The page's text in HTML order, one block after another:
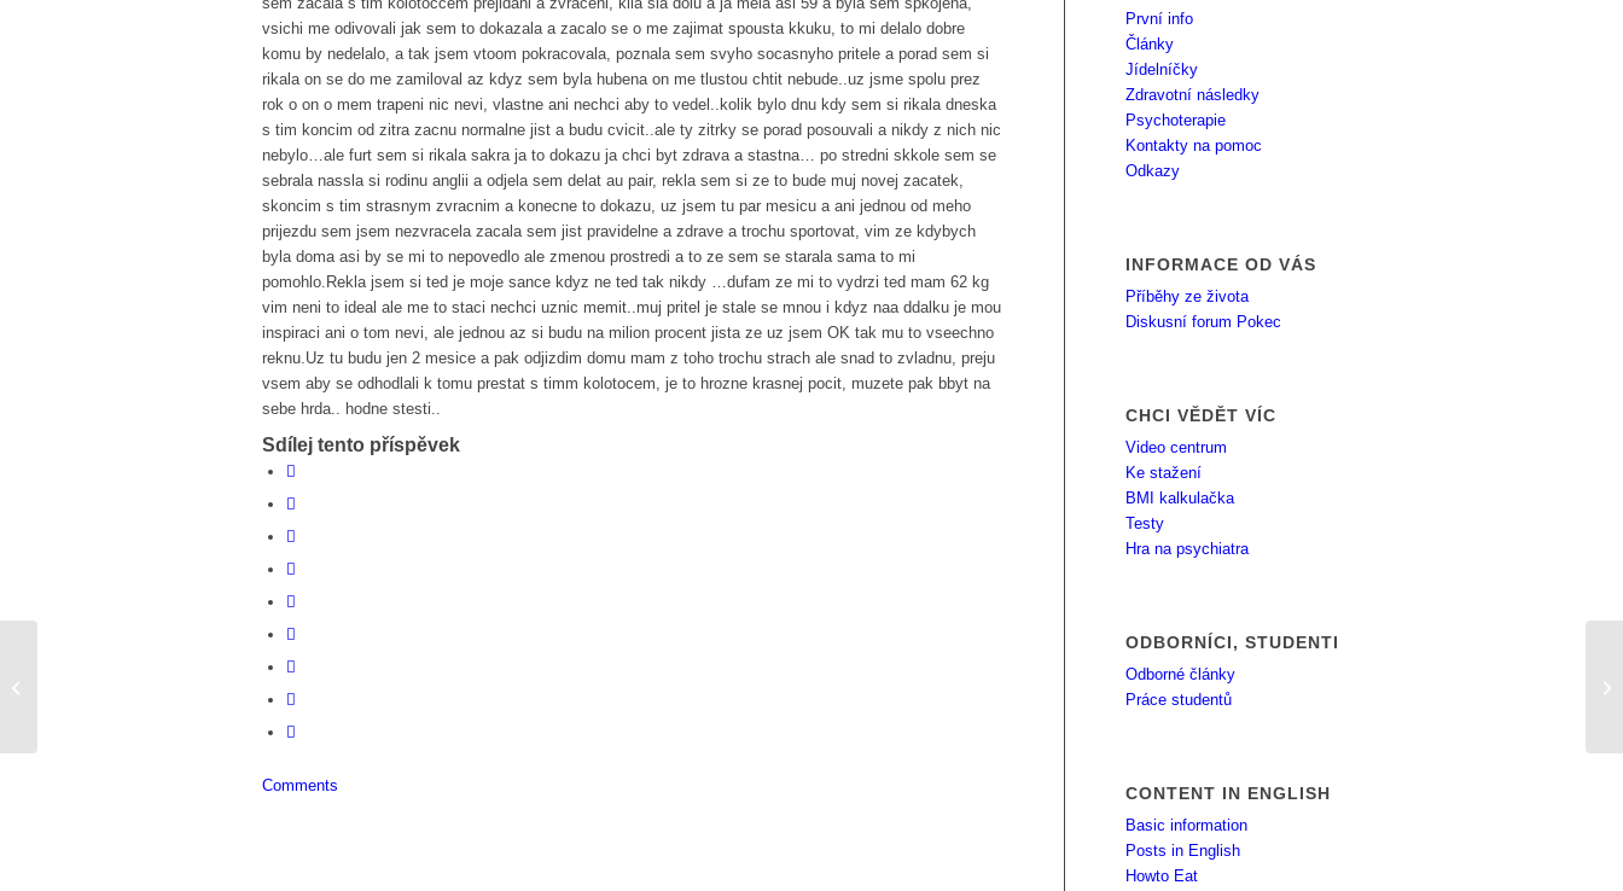
vsichi me odivovali jak sem to dokazala a zacalo se o me zajimat spousta kkuku, to mi delalo dobre
komu by nedelalo, a tak jsem vtoom pokracovala, poznala sem svyho socasnyho pritele a porad sem si
rikala on se do me zamiloval az kdyz sem byla hubena on me tlustou chtit nebude..uz jsme spolu prez
rok o on o mem trapeni nic nevi, vlastne ani nechci aby to vedel..kolik bylo dnu kdy sem si rikala dneska
s tim koncim od zitra zacnu normalne jist a budu cvicit..ale ty zitrky se porad posouvali a nikdy z nich nic
nebylo…ale furt sem si rikala sakra ja to dokazu ja chci byt zdrava a stastna… po stredni skkole sem se
sebrala nassla si rodinu anglii a odjela sem delat au pair, rekla sem si ze to bude muj novej zacatek,
skoncim s tim strasnym zvracnim a konecne to dokazu, uz jsem tu par mesicu a ani jednou od meho
prijezdu sem jsem nezvracela zacala sem jist pravidelne a zdrave a trochu sportovat, vim ze kdybych
byla doma asi by se mi to nepovedlo ale zmenou prostredi a to ze sem se starala sama to mi
pomohlo.Rekla jsem si ted je moje sance kdyz ne ted tak nikdy …dufam ze mi to vydrzi ted mam 62 kg
vim neni to ideal ale me to staci nechci uznic memit..muj pritel je stale se mnou i kdyz naa ddalku je mou
inspiraci ani o tom nevi, ale jednou az si budu na milion procent jista ze uz jsem OK tak mu to vseechno
reknu.Uz tu budu jen 2 mesice a pak odjizdim domu mam z toho trochu strach ale snad to zvladnu, preju
vsem aby se odhodlali k tomu prestat s timm kolotocem, je to hrozne krasnej pocit, muzete pak bbyt na
sebe hrda.. hodne stesti..
Sdílej tento příspěvek
Comments
První info
Články
Jídelníčky
Zdravotní následky
Psychoterapie
Kontakty na pomoc
Odkazy
INFORMACE OD VÁS
Příběhy ze života
Diskusní forum Pokec
CHCI VĚDĚT VÍC
Video centrum
Ke stažení
BMI kalkulačka
Testy
Hra na psychiatra
ODBORNÍCI, STUDENTI
Odborné články
Práce studentů
CONTENT IN ENGLISH
Basic information
Posts in English
Howto Eat